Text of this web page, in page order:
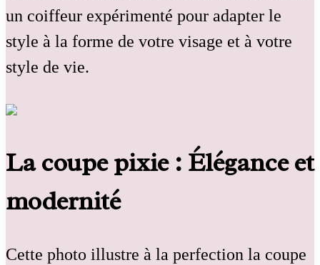
un coiffeur expérimenté pour adapter le
style à la forme de votre visage et à votre
style de vie.
La coupe pixie : Élégance et
modernité
Cette photo illustre à la perfection la coupe